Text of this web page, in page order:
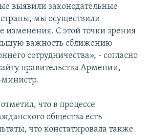
выявили законодательные
мы осуществили
изменения. С этой точки зрения
важность сближению
сотрудничества», - согласно
правительства Армении,
министр.
что в процессе
общества есть
что констатировала также